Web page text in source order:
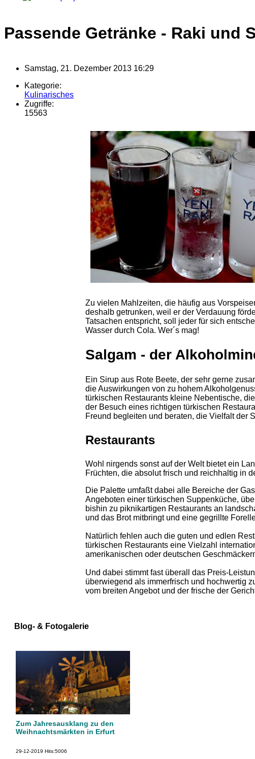
Passende Getränke - Raki und
Samstag, 21. Dezember 2013 16:29
Kategorie:
Kulinarisches
Zugriffe:
15563
Zu vielen Mahlzeiten, die häufig aus
deshalb getrunken, weil er der Verdauung
Tatsachen entspricht, soll jeder für sich
Wasser durch Cola. Wer´s mag!
Salgam - der
Ein Sirup aus Rote Beete, der sehr gerne
die Auswirkungen von zu hohem
türkischen Restaurants kleine Nebentische,
der Besuch eines richtigen türkischen
Freund begleiten und beraten, die Vielfalt der
Restaurants
Wohl nirgends sonst auf der Welt bietet ein
Früchten, die absolut frisch und reichhaltig in
Die Palette umfaßt dabei alle Bereiche der
Angeboten einer türkischen Suppenküche,
bishin zu piknikartigen Restaurants an
und das Brot mitbringt und eine gegrillte
Natürlich fehlen auch die guten und edlen
türkischen Restaurants eine Vielzahl
amerikanischen oder deutschen
Und dabei stimmt fast überall das Preis-
überwiegend als immerfrisch und hochwertig
vom breiten Angebot und der frische der
Blog- & Fotogalerie
Zum Jahresausklang zu den
Weihnachtsmärkten in Erfurt
29-12-2019 Hits:5006